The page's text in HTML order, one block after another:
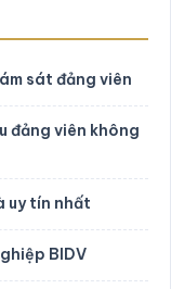
sát đảng viên
đảng viên không
uy tín nhất
BIDV